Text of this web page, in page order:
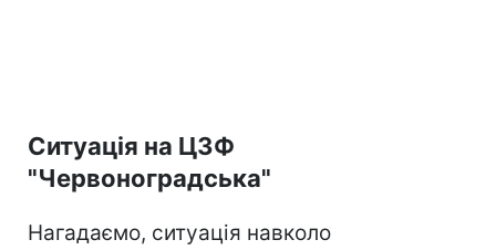
Ситуація на ЦЗФ
"Червоноградська"
Нагадаємо, ситуація навколо